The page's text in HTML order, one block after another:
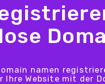
namen
Ihre Website mit der